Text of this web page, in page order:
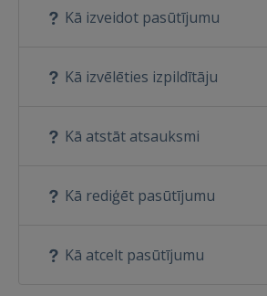
Kā izveidot pasūtījumu
Kā izvēlēties izpildītāju
Kā atstāt atsauksmi
Kā rediģēt pasūtījumu
Kā atcelt pasūtījumu